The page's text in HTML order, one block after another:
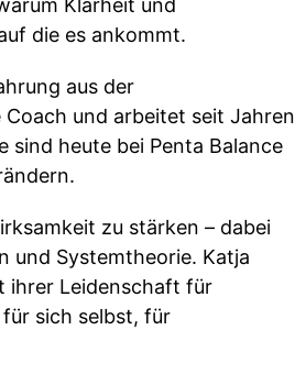
Klarheit und
die es ankommt.
aus der
und arbeitet seit Jahren
heute bei Penta Balance
zu stärken – dabei
und Systemtheorie. Katja
ihrer Leidenschaft für
sich selbst, für